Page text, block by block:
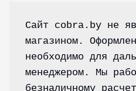
Сайт cobra.by не
магазином.
необходимо для
менеджером. Мы
безналичному